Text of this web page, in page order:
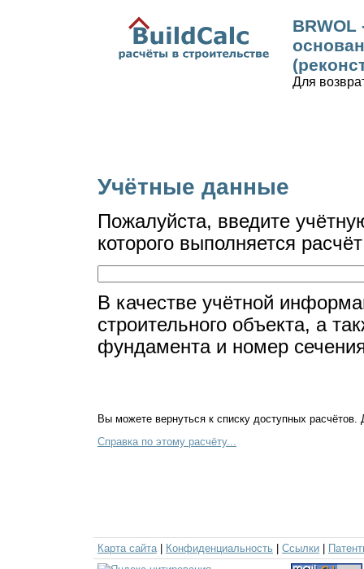
Для
Учётные данные
Пожалуйста, введите
которого выполняется расчёт
В качестве учётной
строительного объекта, а
фундамента и номер
Вы можете вернуться к списку доступных
Справка по этому расчёту...
Карта сайта| Конфиденциальность Ссылки